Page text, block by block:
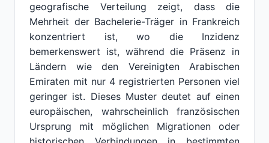
geografische Verteilung zeigt, dass die
Mehrheit der Bachelerie-Träger in Frankreich
konzentriert ist, wo die Inzidenz
bemerkenswert ist, während die Präsenz in
Ländern wie den Vereinigten Arabischen
Emiraten mit nur 4 registrierten Personen viel
geringer ist. Dieses Muster deutet auf einen
europäischen, wahrscheinlich französischen
Ursprung mit möglichen Migrationen oder